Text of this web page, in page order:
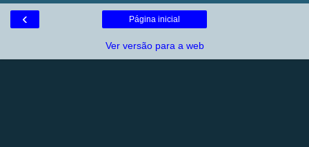
‹ Página inicial
Ver versão para a web